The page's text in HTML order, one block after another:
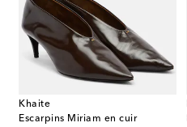
Khaite
Escarpins Miriam en cuir